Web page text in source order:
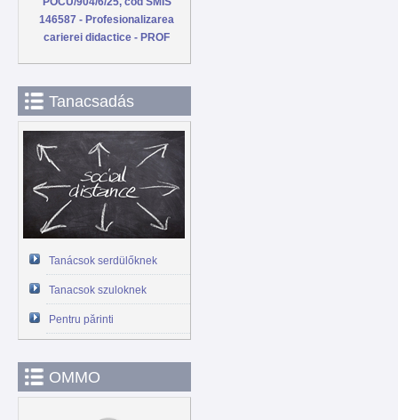
146587 - Profesionalizarea
carierei didactice - PROF
Tanacsadás
Tanácsok serdülőknek
Tanacsok szuloknek
Pentru părinti
OMMO